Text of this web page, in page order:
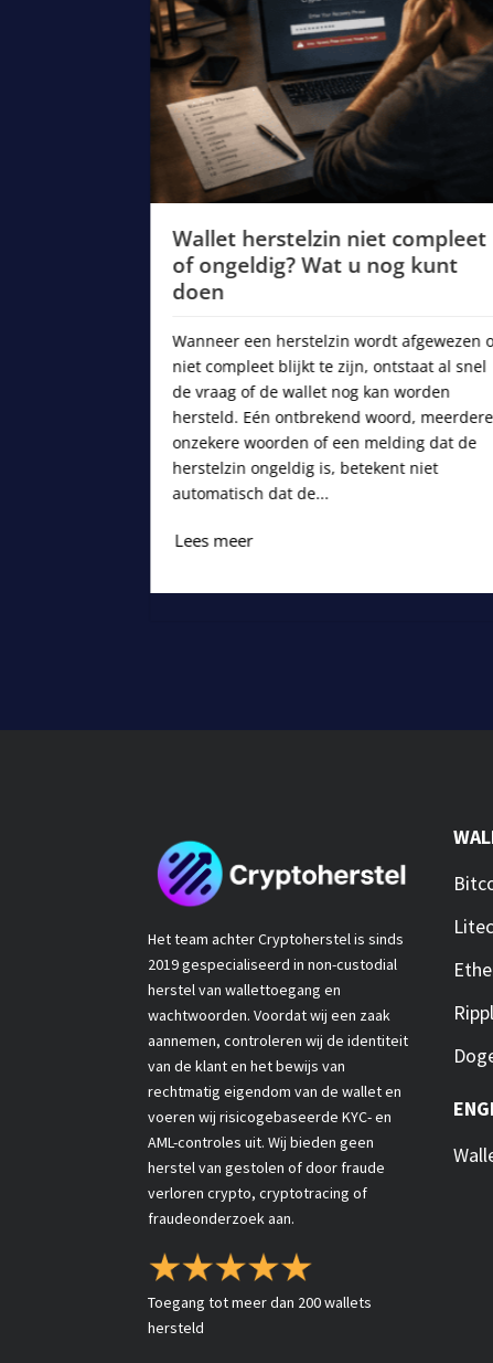
Wallet herstelzin niet compleet
of ongeldig? Wat u nog kunt
doen
Wanneer een herstelzin wordt afgewezen
niet compleet blijkt te zijn, ontstaat al snel
de vraag of de wallet nog kan worden
hersteld. Eén ontbrekend woord, meerdere
onzekere woorden of een melding dat de
herstelzin ongeldig is, betekent niet
automatisch dat de...
Lees meer
Het team achter Cryptoherstel is sinds
2019 gespecialiseerd in non-custodial
herstel van wallettoegang en
wachtwoorden. Voordat wij een zaak
aannemen, controleren wij de identiteit
van de klant en het bewijs van
rechtmatig eigendom van de wallet en
voeren wij risicogebaseerde KYC- en
AML-controles uit. Wij bieden geen
herstel van gestolen of door fraude
verloren crypto, cryptotracing of
fraudeonderzoek aan.
Toegang tot meer dan 200 wallets
hersteld